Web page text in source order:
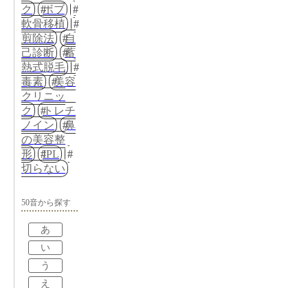
ク
ボブ
軟骨移植
剪除法
自
己診断
蓄
熱式脱毛
毒素
美容
クリニッ
ク
トレチ
ノイン
鼻
の美容整
形
IPL
切らない
50音から探す
あ
い
う
え